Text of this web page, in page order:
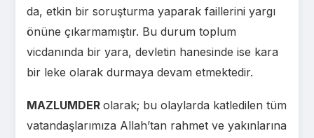
da, etkin bir soruşturma yaparak faillerini yargı
önüne çıkarmamıştır. Bu durum toplum
vicdanında bir yara, devletin hanesinde ise kara
bir leke olarak durmaya devam etmektedir.
MAZLUMDER olarak; bu olaylarda katledilen tüm
vatandaşlarımıza Allah’tan rahmet ve yakınlarına